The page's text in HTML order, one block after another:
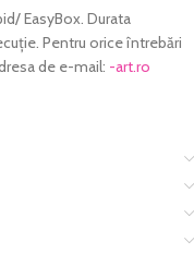
EasyBox. Durata
Pentru orice întrebări
de e-mail: or.tra-